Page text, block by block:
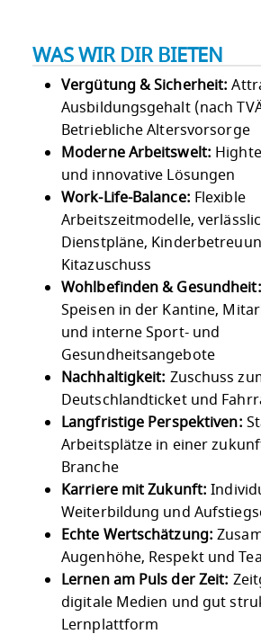
WAS WIR DIR BIETEN
Vergütung & Sicherheit:
Ausbildungsgehalt (nach
Betriebliche Altersvorsorge
Moderne Arbeitswelt:
und innovative Lösungen
Work-Life-Balance: Flexible
Arbeitszeitmodelle,
Dienstpläne,
Kitazuschuss
Wohlbefinden & Gesundheit:
Speisen in der Kantine,
und interne Sport- und
Gesundheitsangebote
Nachhaltigkeit: Zuschuss
Deutschlandticket und
Langfristige Perspektiven:
Arbeitsplätze in einer
Branche
Karriere mit Zukunft:
Weiterbildung und
Echte Wertschätzung:
Augenhöhe, Respekt und
Lernen am Puls der Zeit:
digitale Medien und gut
Lernplattform